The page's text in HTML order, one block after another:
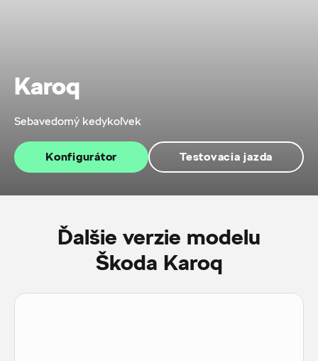
Karoq
Sebavedomý kedykoľvek
Konfigurátor Testovacia jazda
Ďalšie verzie modelu
Škoda Karoq